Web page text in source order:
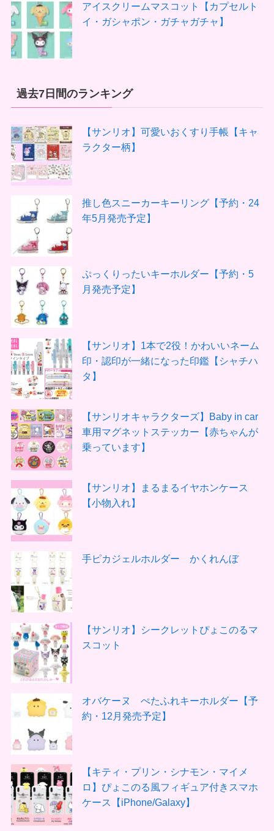
アイスクリームマスコット【カプセルト
イ・ガシャポン・ガチャガチャ】
過去7日間のランキング
【サンリオ】可愛いおくすり手帳【キャ
ラクター柄】
推し色スニーカーキーリング【予約・24
年5月発売予定】
ぷっくりったいキーホルダー【予約・5
月発売予定】
【サンリオ】1本で2役！かわいいネーム
印・認印が一緒になった印鑑【シャチハ
タ】
【サンリオキャラクターズ】Baby in car
車用マグネットステッカー【赤ちゃんが
乗っています】
【サンリオ】まるまるイヤホンケース
【小物入れ】
手ピカジェルホルダー かくれんぼ
【サンリオ】シークレットぴょこのるマ
スコット
オバケーヌ ぺたふれキーホルダー【予
約・12月発売予定】
【キティ・プリン・シナモン・マイメ
ロ】ぴょこのる風フィギュア付きスマホ
ケース【iPhone/Galaxy】